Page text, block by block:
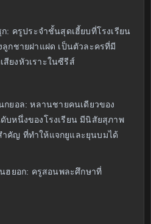
: ครูประจำชั้นสุดเฮี้ยบที่โรงเรียน
ลูกชายฝาแฝด เป็นตัวละครที่มี
ยงหัวเราะในซีรีส์
ยอล: หลานชายคนเดียวของ
บหนึ่งของโรงเรียน มีนิสัยสุภาพ
คัญ ที่ทำให้แจกยูและยุนบมได้
ฮยอก: ครูสอนพละศึกษาที่